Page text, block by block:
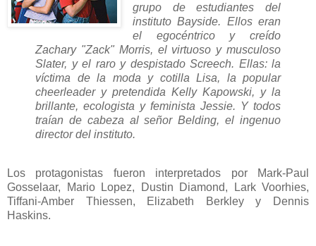
grupo de estudiantes del
instituto Bayside. Ellos eran
el egocéntrico y creído
Zachary "Zack" Morris, el virtuoso y musculoso
Slater, y el raro y despistado Screech. Ellas: la
víctima de la moda y cotilla Lisa, la popular
cheerleader y pretendida Kelly Kapowski, y la
brillante, ecologista y feminista Jessie. Y todos
traían de cabeza al señor Belding, el ingenuo
director del instituto.
Los protagonistas fueron interpretados por Mark-Paul
Gosselaar, Mario Lopez, Dustin Diamond, Lark Voorhies,
Tiffani-Amber Thiessen, Elizabeth Berkley y Dennis
Haskins.